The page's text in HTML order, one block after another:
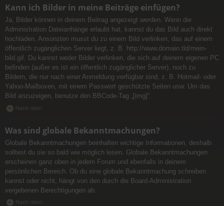
Kann ich Bilder in meine Beiträge einfügen?
Ja, Bilder können in deinem Beitrag angezeigt werden. Wenn die
Administration Dateianhänge erlaubt hat, kannst du das Bild auch direkt
hochladen. Ansonsten musst du zu einem Bild verlinken, das auf einem
öffentlich zugänglichen Server liegt, z. B. http://www.domain.tld/mein-
bild.gif. Du kannst weder Bilder verlinken, die sich auf deinem eigenen PC
befinden (außer es ist ein öffentlich zugänglicher Server), noch zu
Bildern, die nur nach einer Anmeldung verfügbar sind, z. B. Hotmail- oder
Yahoo-Mailboxen, mit einem Passwort geschützte Seiten usw. Um das
Bild anzuzeigen, benutze den BBCode-Tag „[img]“.
Nach oben
Was sind globale Bekanntmachungen?
Globale Bekanntmachungen beinhalten wichtige Informationen, deshalb
solltest du sie so bald wie möglich lesen. Globale Bekanntmachungen
erscheinen ganz oben in jedem Forum und ebenfalls in deinem
persönlichen Bereich. Ob du eine globale Bekanntmachung schreiben
kannst oder nicht, hängt von den durch die Board-Administration
vergebenen Berechtigungen ab.
Nach oben